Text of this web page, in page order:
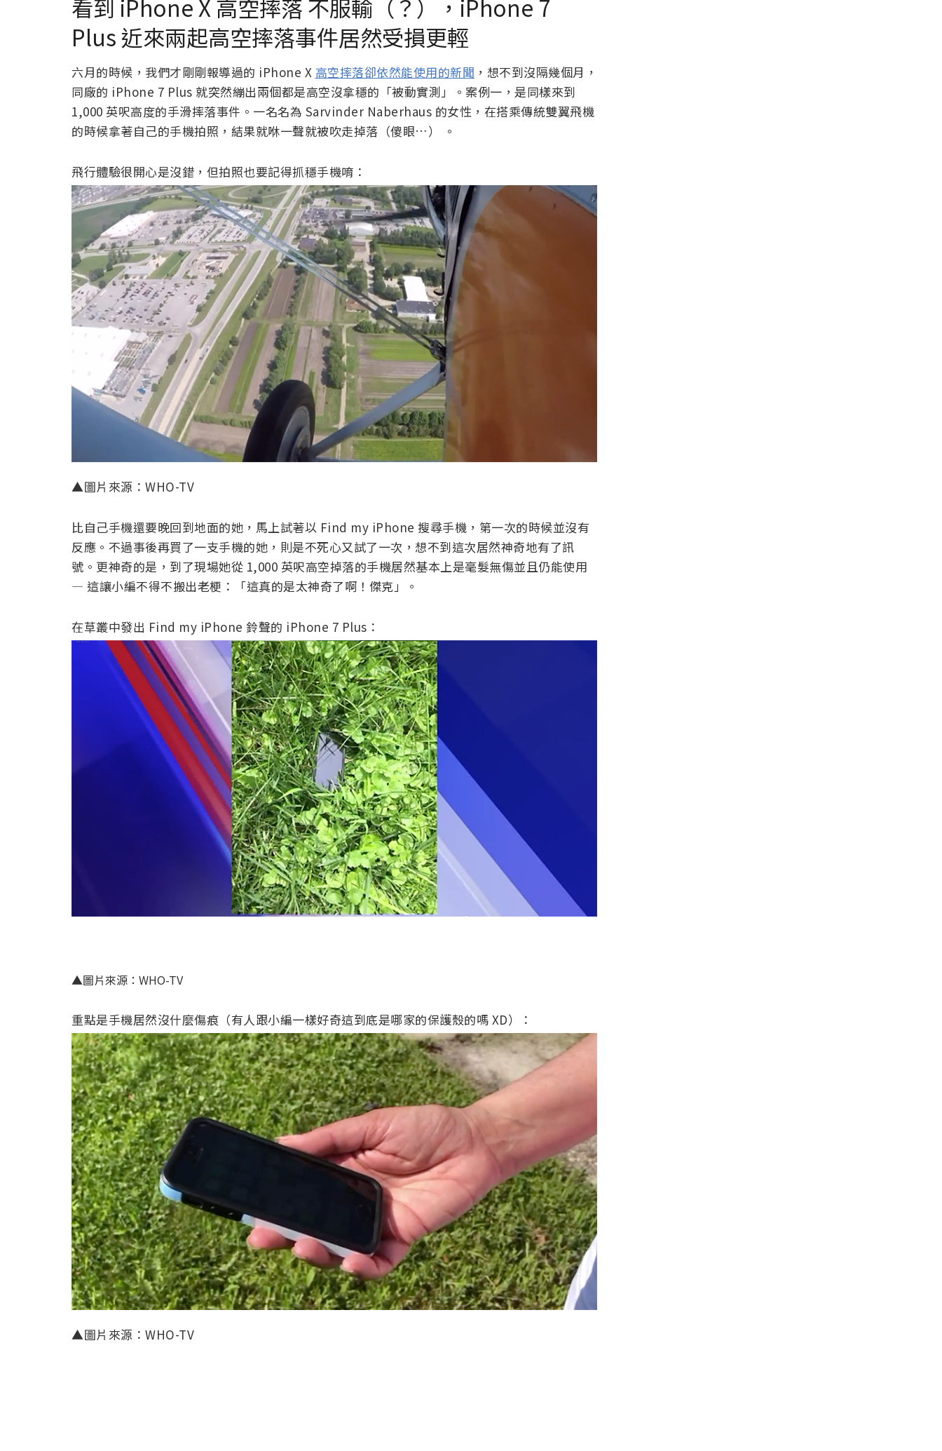
看到 iPhone X 高空摔落 不服輸（？），iPhone 7
Plus 近來兩起高空摔落事件居然受損更輕
六月的時候，我們才剛剛報導過的 iPhone X 高空摔落卻依然能使用的新聞 ，想不到沒隔幾個月，
同廠的 iPhone 7 Plus 就突然繃出兩個都是高空沒拿穩的「被動實測」。案例一，是同樣來到
1,000 英呎高度的手滑摔落事件。一名名為 Sarvinder Naberhaus 的女性，在搭乘傳統雙翼飛機
的時候拿著自己的手機拍照，結果就咻一聲就被吹走掉落（傻眼…） 。
飛行體驗很開心是沒錯，但拍照也要記得抓穩手機唷：
▲圖片來源：WHO-TV
比自己手機還要晚回到地面的她，馬上試著以 Find my iPhone 搜尋手機，第一次的時候並沒有
反應。不過事後再買了一支手機的她，則是不死心又試了一次，想不到這次居然神奇地有了訊
號。更神奇的是，到了現場她從 1,000 英呎高空掉落的手機居然基本上是毫髮無傷並且仍能使用
— 這讓小編不得不搬出老梗：「這真的是太神奇了啊！傑克」。
在草叢中發出 Find my iPhone 鈴聲的 iPhone 7 Plus：
▲圖片來源：WHO-TV
重點是手機居然沒什麼傷痕（有人跟小編一樣好奇這到底是哪家的保護殼的嗎 XD）：
▲圖片來源：WHO-TV